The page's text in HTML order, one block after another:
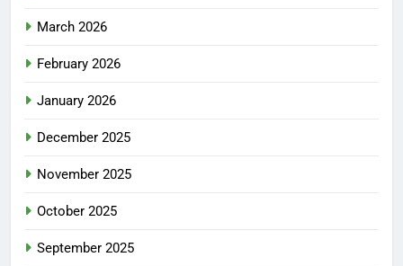
March 2026
February 2026
January 2026
December 2025
November 2025
October 2025
September 2025